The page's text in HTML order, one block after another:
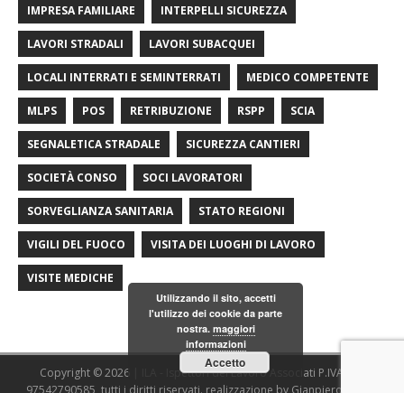
IMPRESA FAMILIARE INTERPELLI SICUREZZA
LAVORI STRADALI LAVORI SUBACQUEI
LOCALI INTERRATI E SEMINTERRATI MEDICO COMPETENTE
MLPS POS RETRIBUZIONE RSPP SCIA
SEGNALETICA STRADALE SICUREZZA CANTIERI
SOCIETÀ CONSO SOCI LAVORATORI
SORVEGLIANZA SANITARIA STATO REGIONI
VIGILI DEL FUOCO VISITA DEI LUOGHI DI LAVORO
VISITE MEDICHE
Copyright © 2026 | ILA - Ispettori del Lavoro Associati P.IVA/C.F.
97542790585, tutti i diritti riservati. realizzazione by Gianpiero Fasulo
Utilizzando il sito, accetti
l'utilizzo dei cookie da parte
nostra. maggiori
informazioni
Accetto